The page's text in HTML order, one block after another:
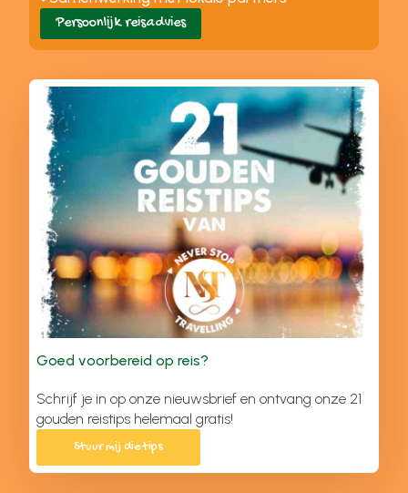
Persoonlijk reisadvies
Goed voorbereid op reis?
Schrijf je in op onze nieuwsbrief en ontvang onze 21
gouden reistips helemaal gratis!
Stuur mij die tips